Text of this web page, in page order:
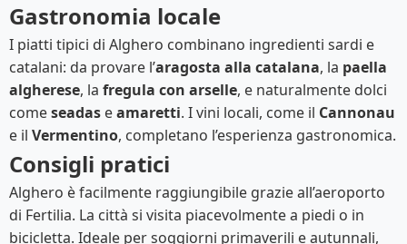
Gastronomia locale
I piatti tipici di Alghero combinano ingredienti sardi e
catalani: da provare l’aragosta alla catalana, la paella
algherese, la fregula con arselle, e naturalmente dolci
comeseadas eamaretti. I vini locali, come il Cannonau
e il Vermentino, completano l’esperienza gastronomica.
Consigli pratici
Alghero è facilmente raggiungibile grazie all’aeroporto
di Fertilia. La città si visita piacevolmente a piedi o in
bicicletta. Ideale per soggiorni primaverili e autunnali,